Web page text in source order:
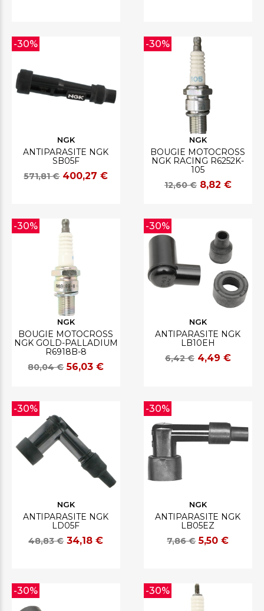
NGK
ANTIPARASITE NGK
SB05F
571,81 € 400,27 €
-30%
NGK
BOUGIE MOTOCROSS
NGK RACING R6252K-
105
12,60 € 8,82 €
-30%
NGK
BOUGIE MOTOCROSS
NGK GOLD-PALLADIUM
R6918B-8
80,04 € 56,03 €
-30%
NGK
ANTIPARASITE NGK
LB10EH
6,42 € 4,49 €
-30%
NGK
ANTIPARASITE NGK
LD05F
48,83 € 34,18 €
-30%
NGK
ANTIPARASITE NGK
LB05EZ
7,86 € 5,50 €
-30%
-30% -30%